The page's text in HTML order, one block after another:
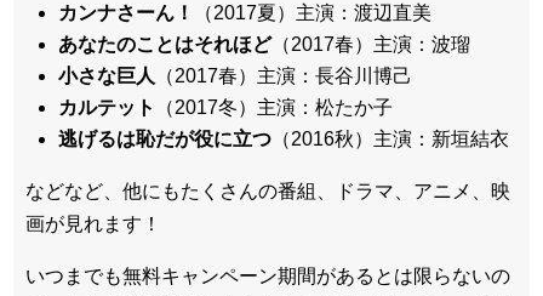
カンナさーん！
（2017夏）主演：渡辺直美
あなたのことはそれほど（2017春）主演：波瑠
小さな巨人
（2017春）主演：長谷川博己
カルテット
（2017冬）主演：松たか子
逃げるは恥だが役に立つ （2016秋）主演：新垣結衣
などなど、他にもたくさんの番組、ドラマ、アニメ、映
画が見れます！
いつまでも無料キャンペーン期間があるとは限らないの